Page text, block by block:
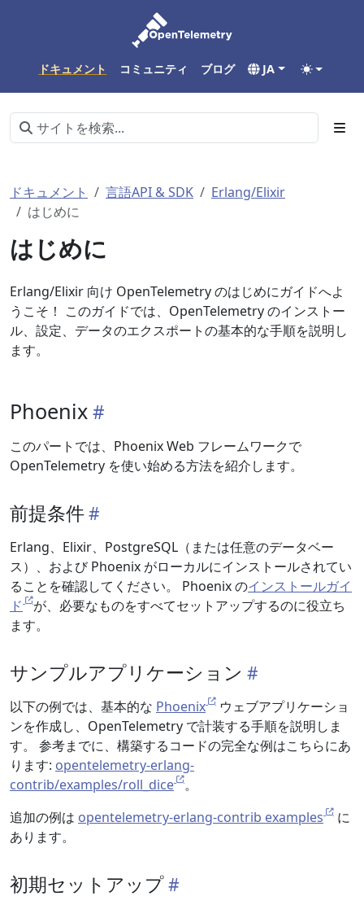
ドキュメント コミュニティ ブログ JA
ドキュメント 言語API & SDK
Erlang/Elixir
はじめに
はじめに
Erlang/Elixir 向け OpenTelemetry のはじめにガイドへよ
うこそ！ このガイドでは、OpenTelemetry のインストー
ル、設定、データのエクスポートの基本的な手順を説明し
ます。
Phoenix
このパートでは、Phoenix Web フレームワークで
OpenTelemetry を使い始める方法を紹介します。
前提条件
Erlang、Elixir、PostgreSQL（または任意のデータベー
ス）、および Phoenix がローカルにインストールされてい
ることを確認してください。 Phoenix のインストールガイ
ド
が、必要なものをすべてセットアップするのに役立ち
ます。
サンプルアプリケーション
以下の例では、基本的な Phoenix
ウェブアプリケーショ
ンを作成し、OpenTelemetry で計装する手順を説明しま
す。 参考までに、構築するコードの完全な例はこちらにあ
ります: opentelemetry-erlang-
contrib/examples/roll_dice
。
追加の例は opentelemetry-erlang-contrib examples
に
あります。
初期セットアップ